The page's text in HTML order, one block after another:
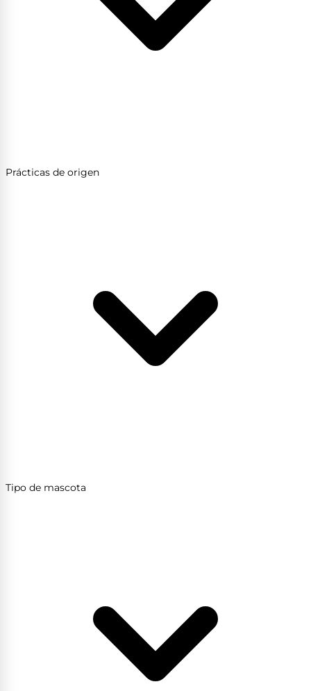
Prácticas de origen
Tipo de mascota